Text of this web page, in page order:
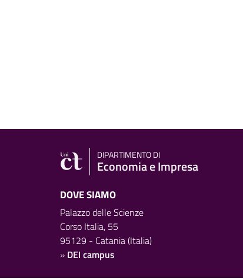
DIPARTIMENTO DI
Economia e Impresa
DOVE SIAMO
Palazzo delle Scienze
Corso Italia, 55
95129 - Catania (Italia)
» DEI campus